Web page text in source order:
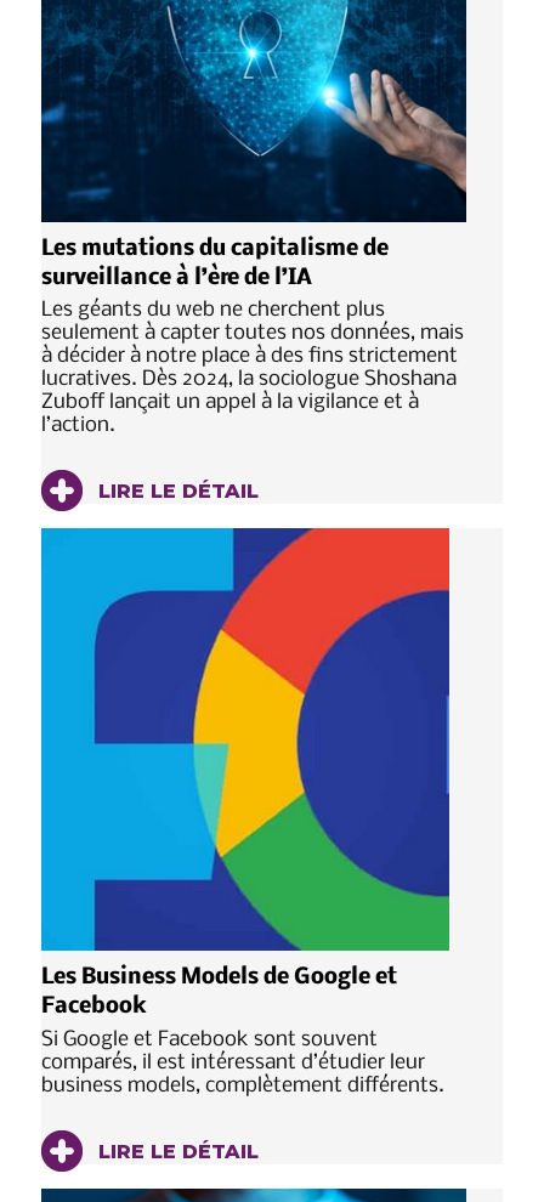
Les mutations du capitalisme de
surveillance à l’ère de l’IA
Les géants du web ne cherchent plus
seulement à capter toutes nos données, mais
à décider à notre place à des fins strictement
lucratives. Dès 2024, la sociologue Shoshana
Zuboff lançait un appel à la vigilance et à
l’action.
LIRE LE DÉTAIL
Les Business Models de Google et
Facebook
Si Google et Facebook sont souvent
comparés, il est intéressant d’étudier leur
business models, complètement différents.
LIRE LE DÉTAIL